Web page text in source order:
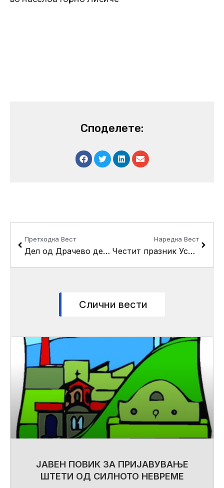
Споделете:
Претходна Вест
Дел од Драчево денеска без вода
Наредна Вест
Честит празник Успение на Пресвета Богородица
Слични вести
ЈАВЕН ПОВИК ЗА ПРИЈАВУВАЊЕ
ШТЕТИ ОД СИЛНОТО НЕВРЕМЕ